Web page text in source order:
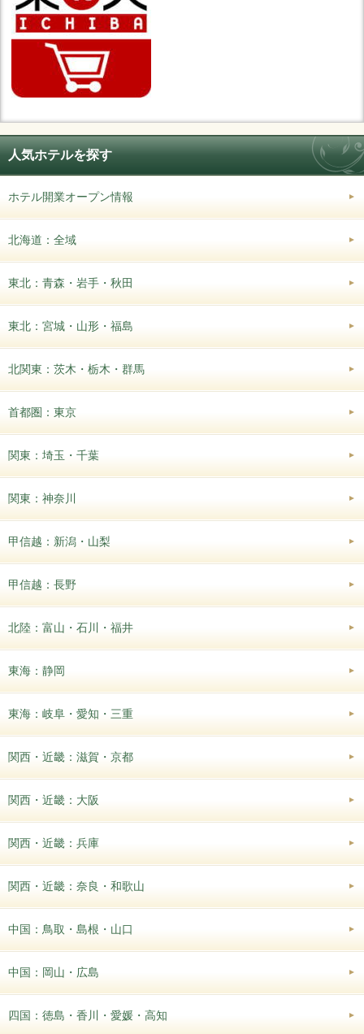
人気ホテルを探す
ホテル開業オープン情報
北海道：全域
東北：青森・岩手・秋田
東北：宮城・山形・福島
北関東：茨木・栃木・群馬
首都圏：東京
関東：埼玉・千葉
関東：神奈川
甲信越：新潟・山梨
甲信越：長野
北陸：富山・石川・福井
東海：静岡
東海：岐阜・愛知・三重
関西・近畿：滋賀・京都
関西・近畿：大阪
関西・近畿：兵庫
関西・近畿：奈良・和歌山
中国：鳥取・島根・山口
中国：岡山・広島
四国：徳島・香川・愛媛・高知